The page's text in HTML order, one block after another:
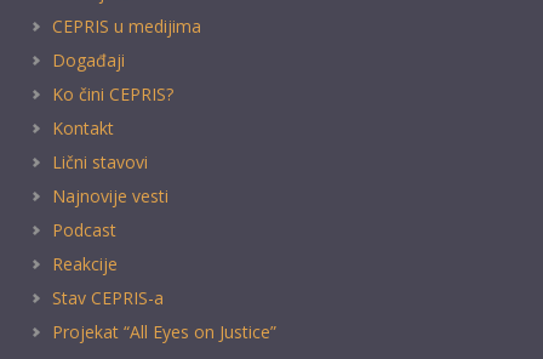
CEPRIS u medijima
Događaji
Ko čini CEPRIS?
Kontakt
Lični stavovi
Najnovije vesti
Podcast
Reakcije
Stav CEPRIS-a
Projekat “All Eyes on Justice”